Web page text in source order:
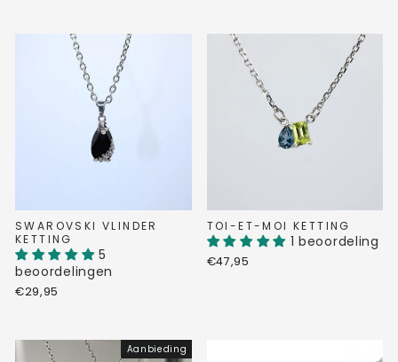
SWAROVSKI VLINDER
KETTING
5
beoordelingen
€29,95
TOI-ET-MOI KETTING
1 beoordeling
€47,95
Aanbieding